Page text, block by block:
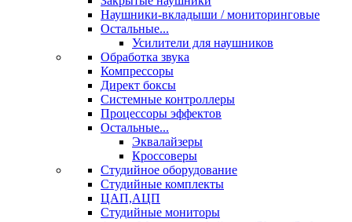
Наушники-вкладыши / мониторинговые
Остальные...
Усилители для наушников
Обработка звука
Компрессоры
Директ боксы
Системные контроллеры
Процессоры эффектов
Остальные...
Эквалайзеры
Кроссоверы
Студийное оборудование
Студийные комплекты
ЦАП,АЦП
Студийные мониторы